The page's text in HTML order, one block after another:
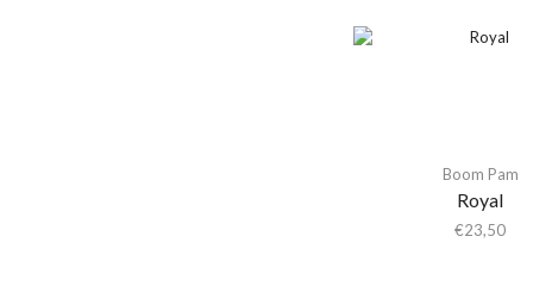
Boom Pam
Royal
€23,50